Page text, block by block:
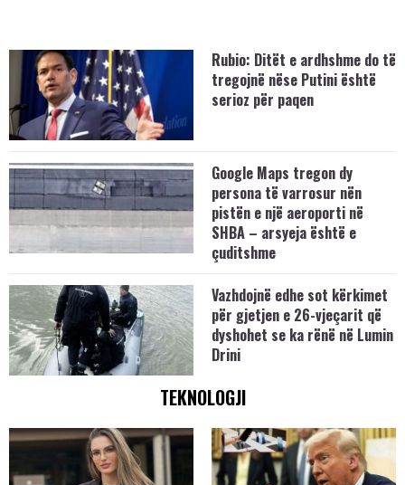
Rubio: Ditët e ardhshme do të
tregojnë nëse Putini është
serioz për paqen
Google Maps tregon dy
persona të varrosur nën
pistën e një aeroporti në
SHBA – arsyeja është e
çuditshme
Vazhdojnë edhe sot kërkimet
për gjetjen e 26-vjeçarit që
dyshohet se ka rënë në Lumin
Drini
TEKNOLOGJI